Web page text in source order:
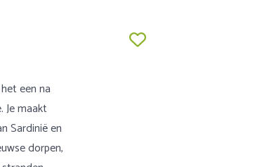
een na
Je maakt
Sardinië en
dorpen,